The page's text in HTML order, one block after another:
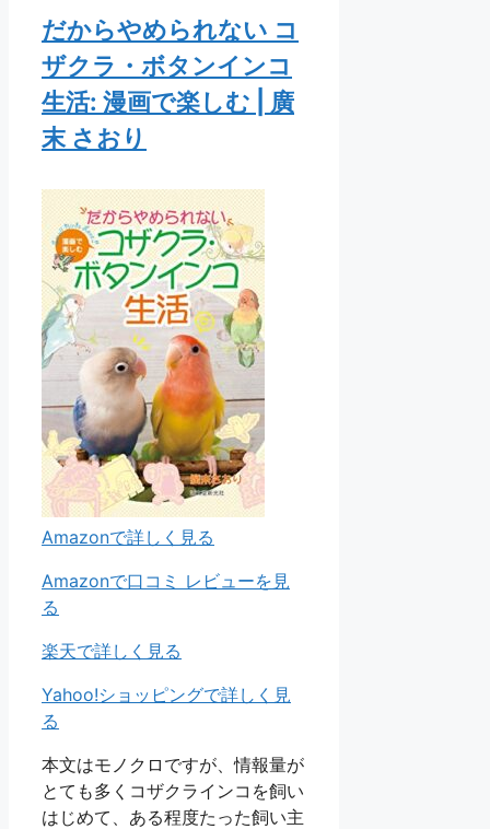
だからやめられない コ
ザクラ・ボタンインコ
生活: 漫画で楽しむ | 廣
末 さおり
Amazonで詳しく見る
Amazonで口コミ レビューを見
る
楽天で詳しく見る
Yahoo!ショッピングで詳しく見
る
本文はモノクロですが、情報量が
とても多くコザクラインコを飼い
はじめて、ある程度たった飼い主